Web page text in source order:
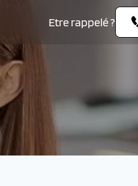
Etre rappelé ?